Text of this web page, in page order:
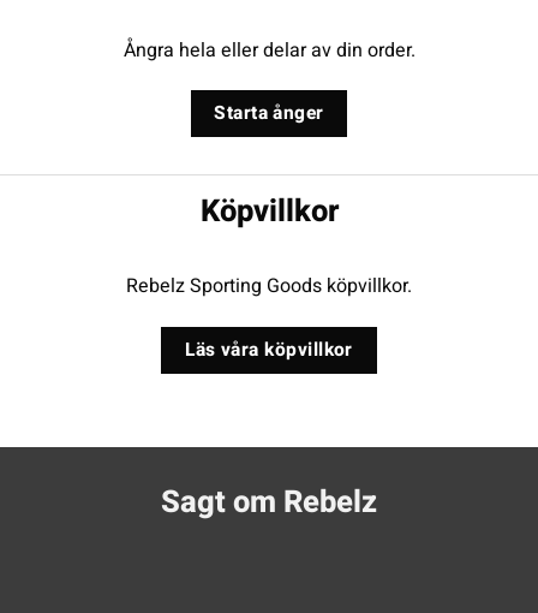
Ångra hela eller delar av din order.
Starta ånger
Köpvillkor
Rebelz Sporting Goods köpvillkor.
Läs våra köpvillkor
Sagt om Rebelz